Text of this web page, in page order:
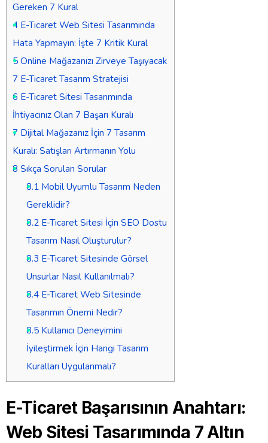
Gereken 7 Kural
4 E-Ticaret Web Sitesi Tasarımında
Hata Yapmayın: İşte 7 Kritik Kural
5 Online Mağazanızı Zirveye Taşıyacak
7 E-Ticaret Tasarım Stratejisi
6 E-Ticaret Sitesi Tasarımında
İhtiyacınız Olan 7 Başarı Kuralı
7 Dijital Mağazanız İçin 7 Tasarım
Kuralı: Satışları Artırmanın Yolu
8 Sıkça Sorulan Sorular
8.1Mobil Uyumlu Tasarım Neden
Gereklidir?
8.2E-Ticaret Sitesi İçin SEO Dostu
Tasarım Nasıl Oluşturulur?
8.3 E-Ticaret Sitesinde Görsel
Unsurlar Nasıl Kullanılmalı?
8.4E-Ticaret Web Sitesinde
Tasarımın Önemi Nedir?
8.5Kullanıcı Deneyimini
İyileştirmek İçin Hangi Tasarım
Kuralları Uygulanmalı?
E-Ticaret Başarısının Anahtarı:
Web Sitesi Tasarımında 7 Altın